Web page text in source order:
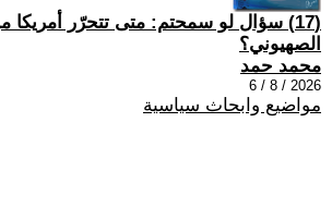
(17) سؤال لو سمحتم: متى تتحرّر أمريكا
الصهيوني؟
محمد حمد
2026 / 8 / 6
مواضيع وابحاث سياسية